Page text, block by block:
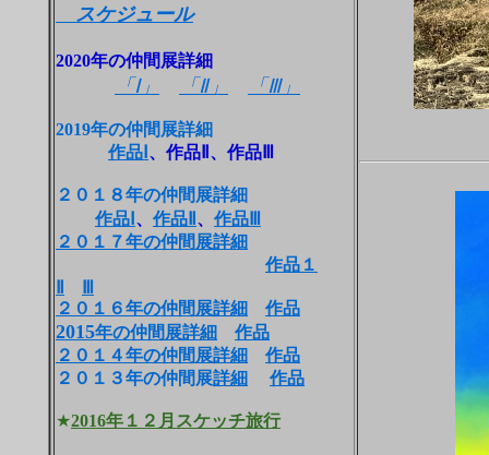
スケジュール
2020年の仲間展詳細
「Ⅰ」 「Ⅱ」 「Ⅲ」
2019年の仲間展詳細
作品Ⅰ 、作品Ⅱ、作品Ⅲ
２０１８年の仲間展詳細
作品Ⅰ 、 作品Ⅱ 、 作品Ⅲ
２０１７年の仲間展詳細
作品１
２０１６年の仲間展詳細
作品
2015年の仲間展詳細
作品
２０１４年の仲間展詳細
作品
２０１３年の仲間展詳細 作品
★2016年１２月スケッチ旅行